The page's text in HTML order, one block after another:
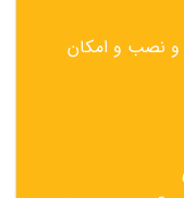
و نصب و امکان